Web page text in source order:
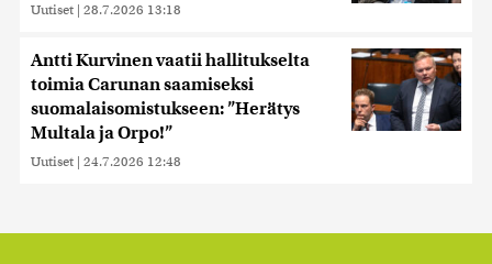
Uutiset | 28.7.2026 13:18
Antti Kurvinen vaatii hallitukselta
toimia Carunan saamiseksi
suomalaisomistukseen: ”Herätys
Multala ja Orpo!”
Uutiset | 24.7.2026 12:48